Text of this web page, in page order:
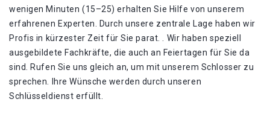
wenigen Minuten (15–25) erhalten Sie Hilfe von unserem
erfahrenen Experten. Durch unsere zentrale Lage haben wir
Profis in kürzester Zeit für Sie parat. . Wir haben speziell
ausgebildete Fachkräfte, die auch an Feiertagen für Sie da
sind. Rufen Sie uns gleich an, um mit unserem Schlosser zu
sprechen. Ihre Wünsche werden durch unseren
Schlüsseldienst erfüllt.